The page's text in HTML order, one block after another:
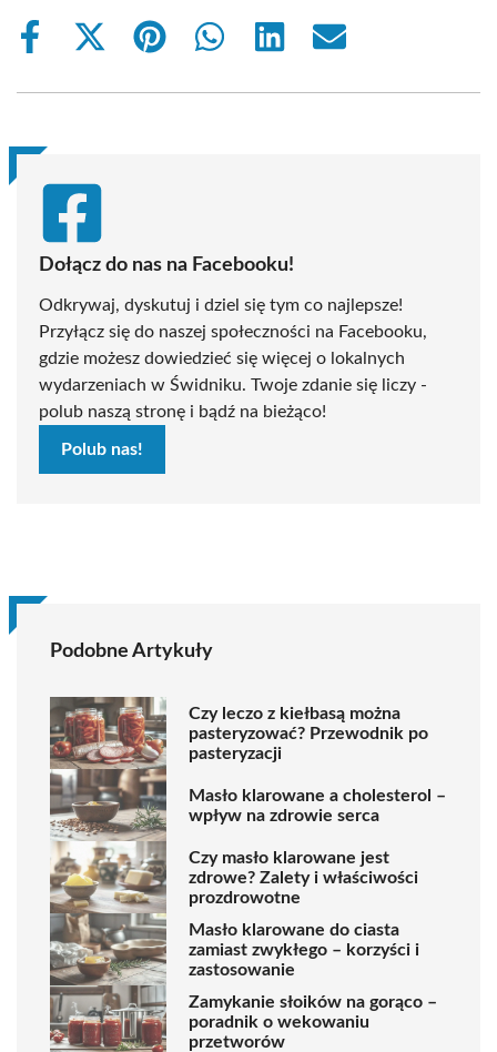
Share
Share
(Twitter)
Share
Share
Share
Share
Dołącz do nas na Facebooku!
Odkrywaj, dyskutuj i dziel się tym co najlepsze!
Przyłącz się do naszej społeczności na Facebooku,
gdzie możesz dowiedzieć się więcej o lokalnych
wydarzeniach w Świdniku. Twoje zdanie się liczy -
polub naszą stronę i bądź na bieżąco!
Polub nas!
Podobne Artykuły
Czy leczo z kiełbasą można
pasteryzować? Przewodnik po
pasteryzacji
Masło klarowane a cholesterol –
wpływ na zdrowie serca
Czy masło klarowane jest
zdrowe? Zalety i właściwości
prozdrowotne
Masło klarowane do ciasta
zamiast zwykłego – korzyści i
zastosowanie
Zamykanie słoików na gorąco –
poradnik o wekowaniu
przetworów